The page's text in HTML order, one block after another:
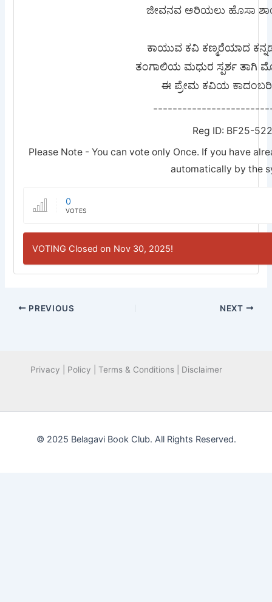
ಜೀವನವ ಅರಿಯಲು ಹೊಸಾ
ಕಾಯುವ ಕವಿ ಕಣ್ಮರೆಯಾದ
ತಂಗಾಲಿಯ ಮಧುರ ಸ್ಪರ್ಶ ತಾಗಿ
ಈ ಪ್ರೇಮ ಕವಿಯ
Reg ID: BF25-
Please Note - You can vote only Once. If you have
automatically by the
0
VOTES
VOTING Closed on Nov 30, 2025!
PREVIOUS NEXT
Privacy | Policy | Terms & Conditions | Disclaimer
© 2025 Belagavi Book Club. All Rights Reserved.